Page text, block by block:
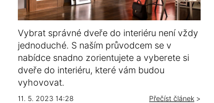
Vybrat správné dveře do interiéru není vždy
jednoduché. S naším průvodcem se v
nabídce snadno zorientujete a vyberete si
dveře do interiéru, které vám budou
vyhovovat.
11. 5. 2023 14:28 Přečíst článek >